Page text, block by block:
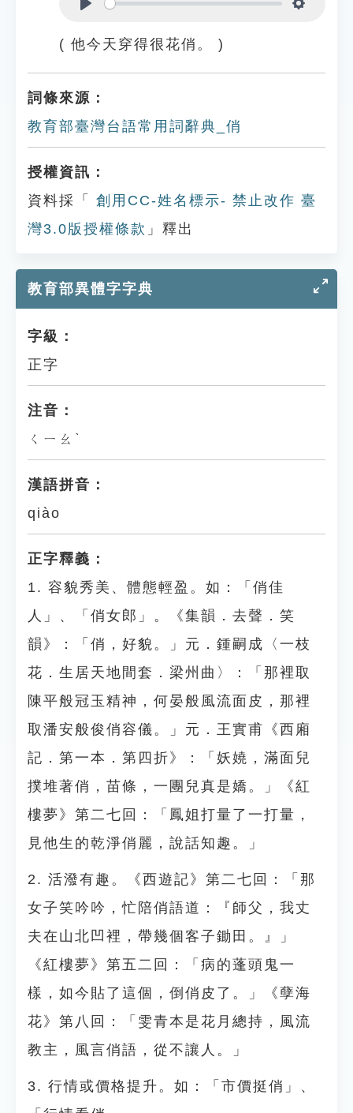
( 他今天穿得很花俏。 )
詞條來源：
教育部臺灣台語常用詞辭典_俏
授權資訊：
資料採「
創用CC-姓名標示- 禁止改作 臺
灣3.0版授權條款 」釋出
教育部異體字字典
字級：
正字
注音：
ㄑㄧㄠˋ
漢語拼音：
qiào
正字釋義：
1. 容貌秀美、體態輕盈。如：「俏佳
人」、「俏女郎」。《集韻．去聲．笑
韻》：「俏，好貌。」元．鍾嗣成〈一枝
花．生居天地間套．梁州曲〉：「那裡取
陳平般冠玉精神，何晏般風流面皮，那裡
取潘安般俊俏容儀。」元．王實甫《西廂
記．第一本．第四折》：「妖嬈，滿面兒
撲堆著俏，苗條，一團兒真是嬌。」《紅
樓夢》第二七回：「鳳姐打量了一打量，
見他生的乾淨俏麗，說話知趣。」
2. 活潑有趣。《西遊記》第二七回：「那
女子笑吟吟，忙陪俏語道：『師父，我丈
夫在山北凹裡，帶幾個客子鋤田。』」
《紅樓夢》第五二回：「病的蓬頭鬼一
樣，如今貼了這個，倒俏皮了。」《孽海
花》第八回：「雯青本是花月總持，風流
教主，風言俏語，從不讓人。」
3. 行情或價格提升。如：「市價挺俏」、